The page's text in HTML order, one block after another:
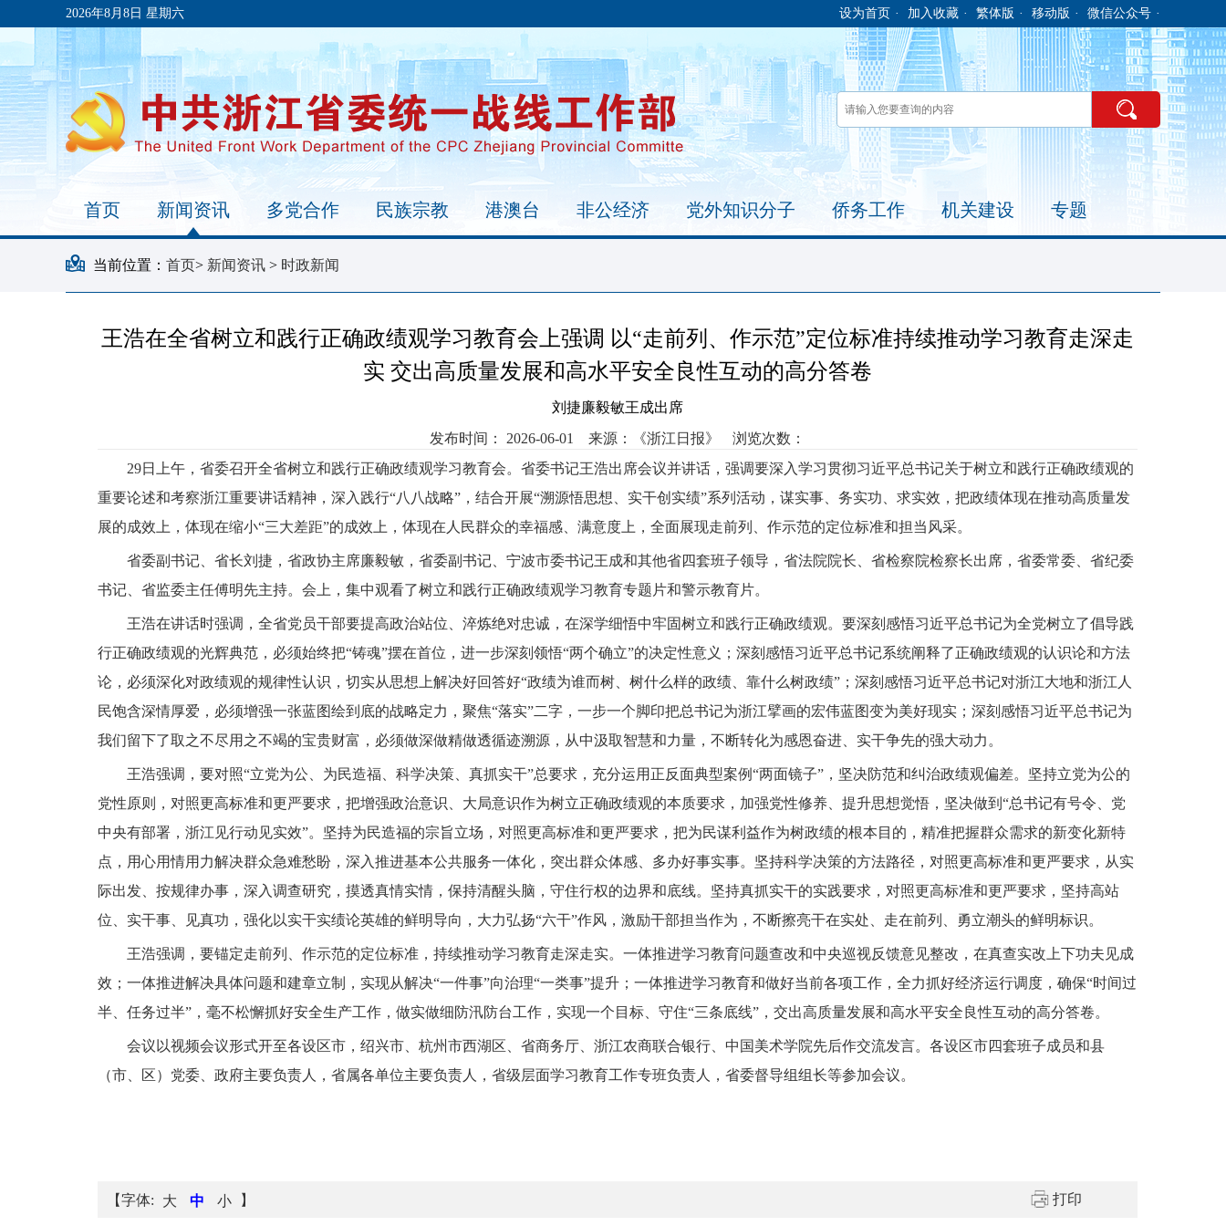
2026年8月8日 星期六 设为首页 · 加入收藏 · 繁体版 · 移动版 · 微信公众号 ·
首页 新闻资讯 多党合作 民族宗教 港澳台 非公经济 党外知识分子 侨务工作 机关建设 专题
当前位置： 首页> 新闻资讯 > 时政新闻
王浩在全省树立和践行正确政绩观学习教育会上强调 以“走前列、作示范”定位标准持续推动学习教育走深走
实 交出高质量发展和高水平安全良性互动的高分答卷
刘捷廉毅敏王成出席
发布时间： 2026-06-01 来源： 《浙江日报》
浏览次数：
29日上午，省委召开全省树立和践行正确政绩观学习教育会。省委书记王浩出席会议并讲话，强调要深入学习贯彻习近平总书记关于树立和践行正确政绩观的
重要论述和考察浙江重要讲话精神，深入践行“八八战略”，结合开展“溯源悟思想、实干创实绩”系列活动，谋实事、务实功、求实效，把政绩体现在推动高质量发
展的成效上，体现在缩小“三大差距”的成效上，体现在人民群众的幸福感、满意度上，全面展现走前列、作示范的定位标准和担当风采。
省委副书记、省长刘捷，省政协主席廉毅敏，省委副书记、宁波市委书记王成和其他省四套班子领导，省法院院长、省检察院检察长出席，省委常委、省纪委
书记、省监委主任傅明先主持。会上，集中观看了树立和践行正确政绩观学习教育专题片和警示教育片。
王浩在讲话时强调，全省党员干部要提高政治站位、淬炼绝对忠诚，在深学细悟中牢固树立和践行正确政绩观。要深刻感悟习近平总书记为全党树立了倡导践
行正确政绩观的光辉典范，必须始终把“铸魂”摆在首位，进一步深刻领悟“两个确立”的决定性意义；深刻感悟习近平总书记系统阐释了正确政绩观的认识论和方法
论，必须深化对政绩观的规律性认识，切实从思想上解决好回答好“政绩为谁而树、树什么样的政绩、靠什么树政绩”；深刻感悟习近平总书记对浙江大地和浙江人
民饱含深情厚爱，必须增强一张蓝图绘到底的战略定力，聚焦“落实”二字，一步一个脚印把总书记为浙江擘画的宏伟蓝图变为美好现实；深刻感悟习近平总书记为
我们留下了取之不尽用之不竭的宝贵财富，必须做深做精做透循迹溯源，从中汲取智慧和力量，不断转化为感恩奋进、实干争先的强大动力。
王浩强调，要对照“立党为公、为民造福、科学决策、真抓实干”总要求，充分运用正反面典型案例“两面镜子”，坚决防范和纠治政绩观偏差。坚持立党为公的
党性原则，对照更高标准和更严要求，把增强政治意识、大局意识作为树立正确政绩观的本质要求，加强党性修养、提升思想觉悟，坚决做到“总书记有号令、党
中央有部署，浙江见行动见实效”。坚持为民造福的宗旨立场，对照更高标准和更严要求，把为民谋利益作为树政绩的根本目的，精准把握群众需求的新变化新特
点，用心用情用力解决群众急难愁盼，深入推进基本公共服务一体化，突出群众体感、多办好事实事。坚持科学决策的方法路径，对照更高标准和更严要求，从实
际出发、按规律办事，深入调查研究，摸透真情实情，保持清醒头脑，守住行权的边界和底线。坚持真抓实干的实践要求，对照更高标准和更严要求，坚持高站
位、实干事、见真功，强化以实干实绩论英雄的鲜明导向，大力弘扬“六干”作风，激励干部担当作为，不断擦亮干在实处、走在前列、勇立潮头的鲜明标识。
王浩强调，要锚定走前列、作示范的定位标准，持续推动学习教育走深走实。一体推进学习教育问题查改和中央巡视反馈意见整改，在真查实改上下功夫见成
效；一体推进解决具体问题和建章立制，实现从解决“一件事”向治理“一类事”提升；一体推进学习教育和做好当前各项工作，全力抓好经济运行调度，确保“时间过
半、任务过半”，毫不松懈抓好安全生产工作，做实做细防汛防台工作，实现一个目标、守住“三条底线”，交出高质量发展和高水平安全良性互动的高分答卷。
会议以视频会议形式开至各设区市，绍兴市、杭州市西湖区、省商务厅、浙江农商联合银行、中国美术学院先后作交流发言。各设区市四套班子成员和县
（市、区）党委、政府主要负责人，省属各单位主要负责人，省级层面学习教育工作专班负责人，省委督导组组长等参加会议。
【字体: 大 中 小 】 打印